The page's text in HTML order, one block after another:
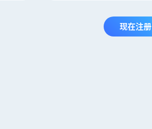
现在注册